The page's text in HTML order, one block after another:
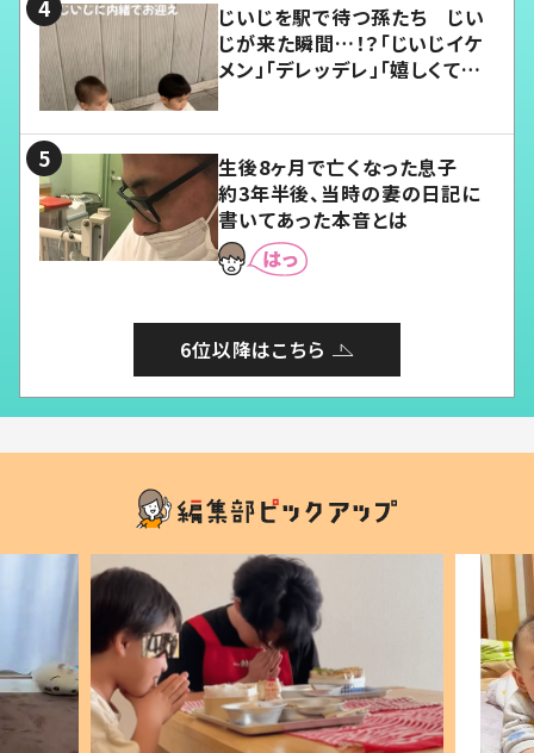
じいじを駅で待つ孫たち じい
じが来た瞬間…！？「じいじイケ
メン」「デレッデレ」「嬉しくて可
生後8ヶ月で亡くなった息子
約3年半後、当時の妻の日記に
書いてあった本音とは
6位以降はこちら